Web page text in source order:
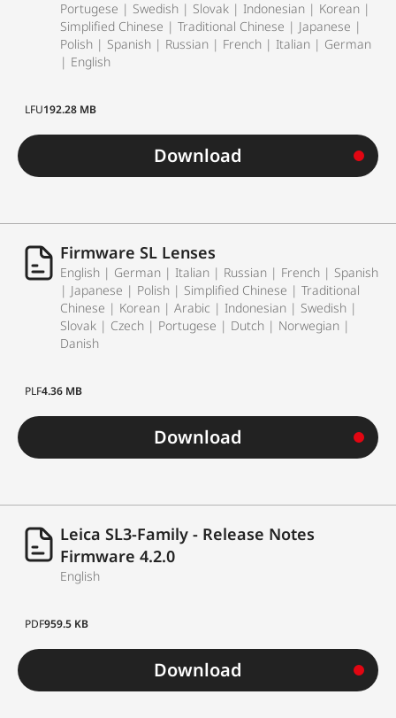
Portugese | Swedish | Slovak | Indonesian | Korean |
Simplified Chinese | Traditional Chinese | Japanese |
Polish | Spanish | Russian | French | Italian | German
| English
LFU192.28 MB
Download
Firmware SL Lenses
English | German | Italian | Russian | French | Spanish
| Japanese | Polish | Simplified Chinese | Traditional
Chinese | Korean | Arabic | Indonesian | Swedish |
Slovak | Czech | Portugese | Dutch | Norwegian |
Danish
PLF4.36 MB
Download
Leica SL3-Family - Release Notes
Firmware 4.2.0
English
PDF959.5 KB
Download